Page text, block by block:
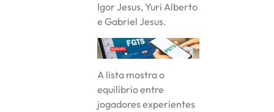
Igor Jesus, Yuri Alberto
e Gabriel Jesus.
A lista mostra o
equilíbrio entre
jogadores experientes